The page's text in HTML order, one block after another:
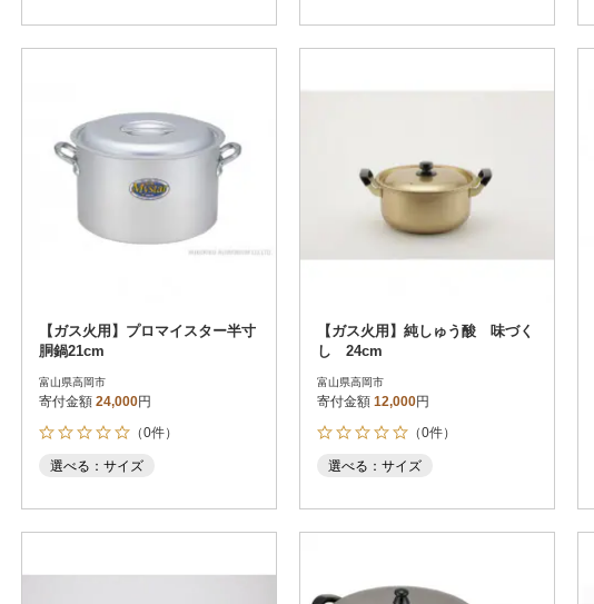
【ガス火用】プロマイスター半寸
胴鍋21cm
富山県高岡市
寄付金額 24,000円
（0件）
選べる：サイズ
【ガス火用】純しゅう酸 味づく
し 24cm
富山県高岡市
寄付金額 12,000円
（0件）
選べる：サイズ